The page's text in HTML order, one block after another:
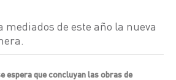
de este año la nueva
espera que concluyan las obras de